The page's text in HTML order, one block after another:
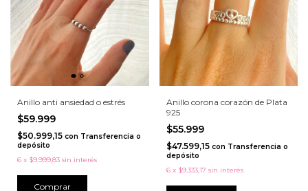
Anillo anti ansiedad o estrés
$59.999
$50.999,15 con Transferencia o
depósito
6 x $9.999,83 sin interés
Anillo corona corazón de Plata
925
$55.999
$47.599,15 con Transferencia o
depósito
6 x $9.333,17 sin interés